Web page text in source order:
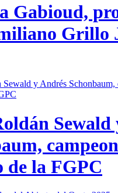
Gabioud,
Grillo
Sewald
de la FGPC